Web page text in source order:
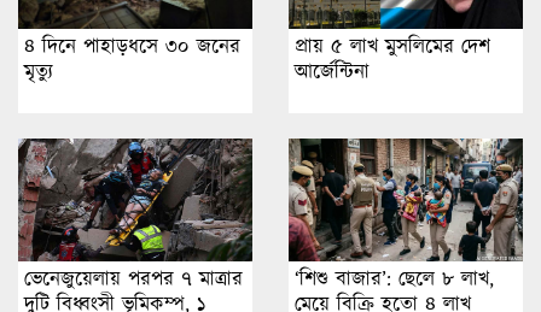
৪ দিনে পাহাড়ধসে ৩০ জনের
মৃত্যু
প্রায় ৫ লাখ মুসলিমের দেশ
আর্জেন্টিনা
ভেনেজুয়েলায় পরপর ৭ মাত্রার
দুটি বিধ্বংসী ভূমিকম্প, ১
‘শিশু বাজার’: ছেলে ৮ লাখ,
মেয়ে বিক্রি হতো ৪ লাখ